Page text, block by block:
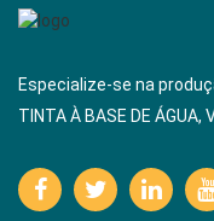
Especialize-se na
TINTA À BASE DE ÁGUA,